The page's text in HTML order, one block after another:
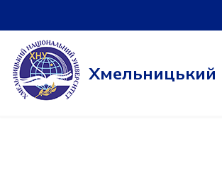
Перейти
до
вмісту
Хмельницький